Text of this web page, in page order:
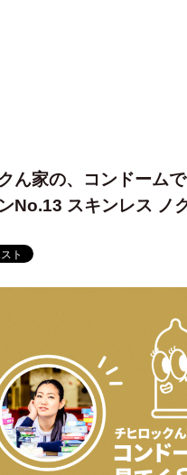
ん家の、コンドーム
No.13 スキンレス ノ